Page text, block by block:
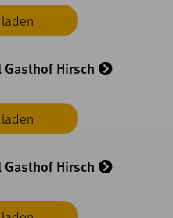
Gasthof Hirsch
Gasthof Hirsch